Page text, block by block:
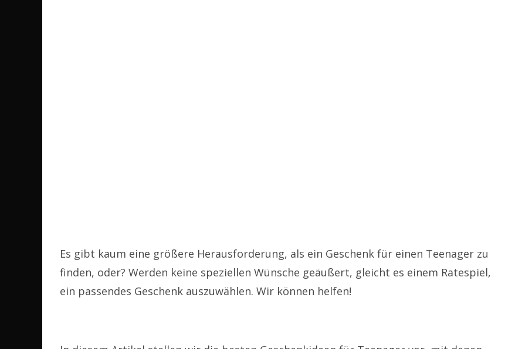
Es gibt kaum eine größere Herausforderung, als ein Geschenk für einen Teenager zu
finden, oder? Werden keine speziellen Wünsche geäußert, gleicht es einem Ratespiel,
ein passendes Geschenk auszuwählen. Wir können helfen!